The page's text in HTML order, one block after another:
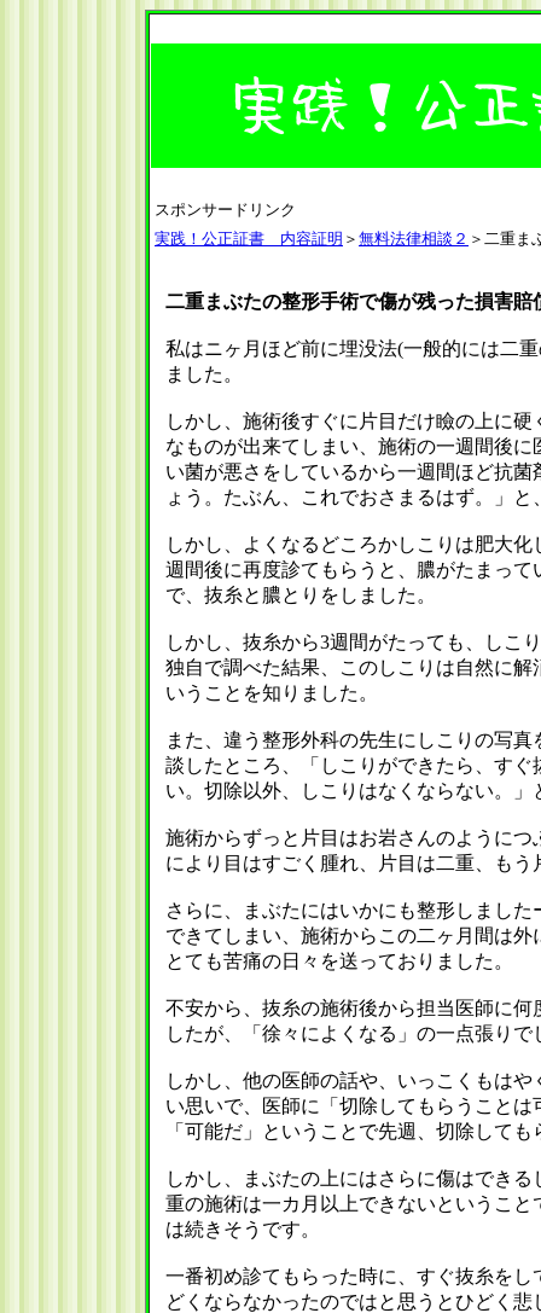
スポンサードリンク
実践！公正証書 内容証明 ＞ 無料法律相談２ ＞二重ま
二重まぶたの整形手術で傷が残った損害賠
私はニヶ月ほど前に埋没法(一般的には二
ました。
しかし、施術後すぐに片目だけ瞼の上に
なものが出来てしまい、施術の一週間後
い菌が悪さをしているから一週間ほど抗
ょう。たぶん、これでおさまるはず。」と
しかし、よくなるどころかしこりは肥大
週間後に再度診てもらうと、膿がたまって
で、抜糸と膿とりをしました。
しかし、抜糸から3週間がたっても、しこ
独自で調べた結果、このしこりは自然に解
いうことを知りました。
また、違う整形外科の先生にしこりの写
談したところ、「しこりができたら、すぐ
い。切除以外、しこりはなくならない。」
施術からずっと片目はお岩さんのようにつ
により目はすごく腫れ、片目は二重、もう
さらに、まぶたにはいかにも整形しまし
できてしまい、施術からこの二ヶ月間は
とても苦痛の日々を送っておりました。
不安から、抜糸の施術後から担当医師に何
したが、「徐々によくなる」の一点張りで
しかし、他の医師の話や、いっこくもは
い思いで、医師に「切除してもらうこと
「可能だ」ということで先週、切除しても
しかし、まぶたの上にはさらに傷はでき
重の施術は一カ月以上できないということ
は続きそうです。
一番初め診てもらった時に、すぐ抜糸をし
どくならなかったのではと思うとひどく